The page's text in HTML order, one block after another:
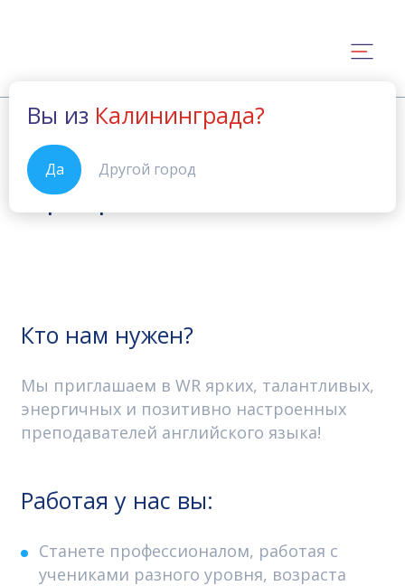
Вы из Калининграда?
Да Другой город
Главная Карьера в WR
Карьера в WR
Кто нам нужен?
Мы приглашаем в WR ярких, талантливых,
энергичных и позитивно настроенных
преподавателей английского языка!
Работая у нас вы:
Станете профессионалом, работая с
учениками разного уровня, возраста